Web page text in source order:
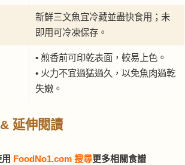
新鮮三文魚宜冷藏並盡快食用；未
即用可冷凍保存。
• 煎香前可印乾表面，較易上色。
• 火力不宜過猛過久，以免魚肉過乾
失嫩。
延伸閱讀
FoodNo1.com 搜尋更多相關食譜